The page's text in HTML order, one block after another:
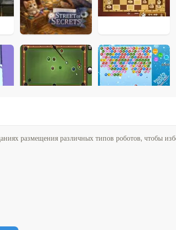
размещения различных типов роботов, чтобы